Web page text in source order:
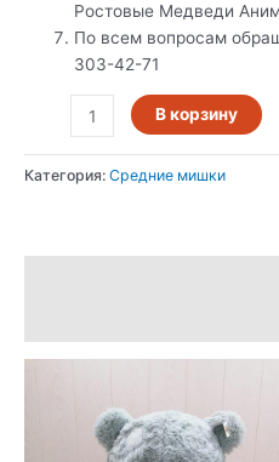
Ростовые Медведи
По всем вопросам
303-42-71
В корзину
Категория: Средние мишки